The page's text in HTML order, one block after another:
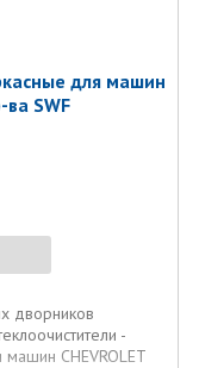
для машин
ва SWF
дворников
-
машин CHEVROLET